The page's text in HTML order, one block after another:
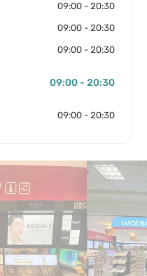
09:00 - 20:30
09:00 - 20:30
09:00 - 20:30
09:00 - 20:30
09:00 - 20:30